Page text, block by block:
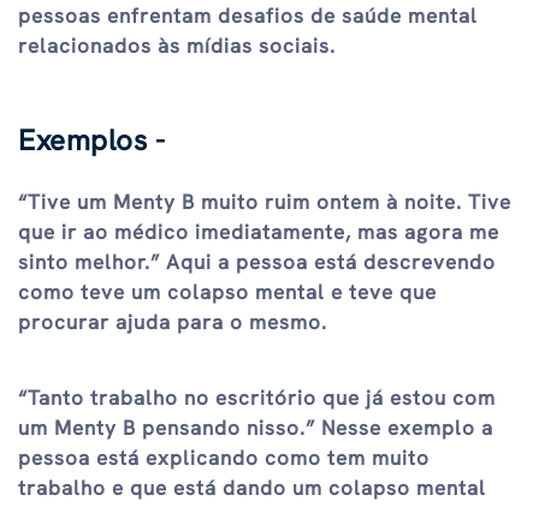
pessoas enfrentam desafios de saúde mental
relacionados às mídias sociais.
Exemplos -
“Tive um Menty B muito ruim ontem à noite. Tive
que ir ao médico imediatamente, mas agora me
sinto melhor.” Aqui a pessoa está descrevendo
como teve um colapso mental e teve que
procurar ajuda para o mesmo.
“Tanto trabalho no escritório que já estou com
um Menty B pensando nisso.” Nesse exemplo a
pessoa está explicando como tem muito
trabalho e que está dando um colapso mental